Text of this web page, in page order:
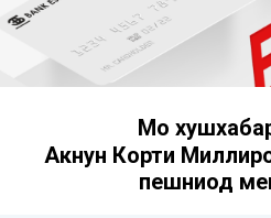
Мо
Акнун Корти
пешниҳод